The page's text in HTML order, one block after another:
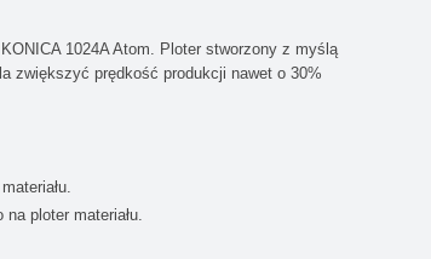
1024A Atom. Ploter stworzony z myślą
zwiększyć prędkość produkcji nawet o 30%
ploter materiału.